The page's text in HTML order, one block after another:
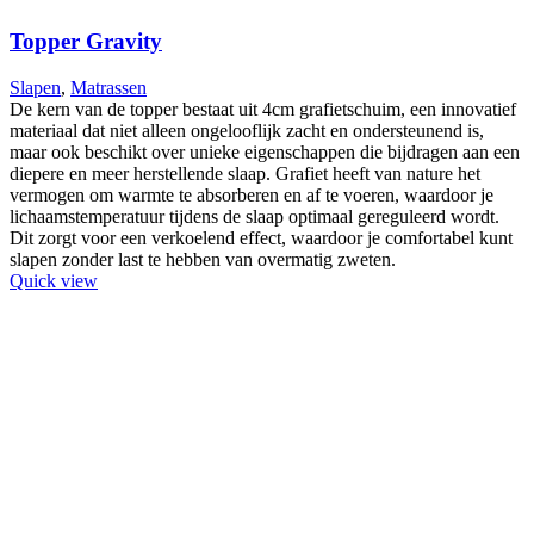
Topper Gravity
Slapen, Matrassen
De kern van de topper bestaat uit 4cm grafietschuim, een innovatief
materiaal dat niet alleen ongelooflijk zacht en ondersteunend is,
maar ook beschikt over unieke eigenschappen die bijdragen aan een
diepere en meer herstellende slaap. Grafiet heeft van nature het
vermogen om warmte te absorberen en af te voeren, waardoor je
lichaamstemperatuur tijdens de slaap optimaal gereguleerd wordt.
Dit zorgt voor een verkoelend effect, waardoor je comfortabel kunt
slapen zonder last te hebben van overmatig zweten.
Quick view